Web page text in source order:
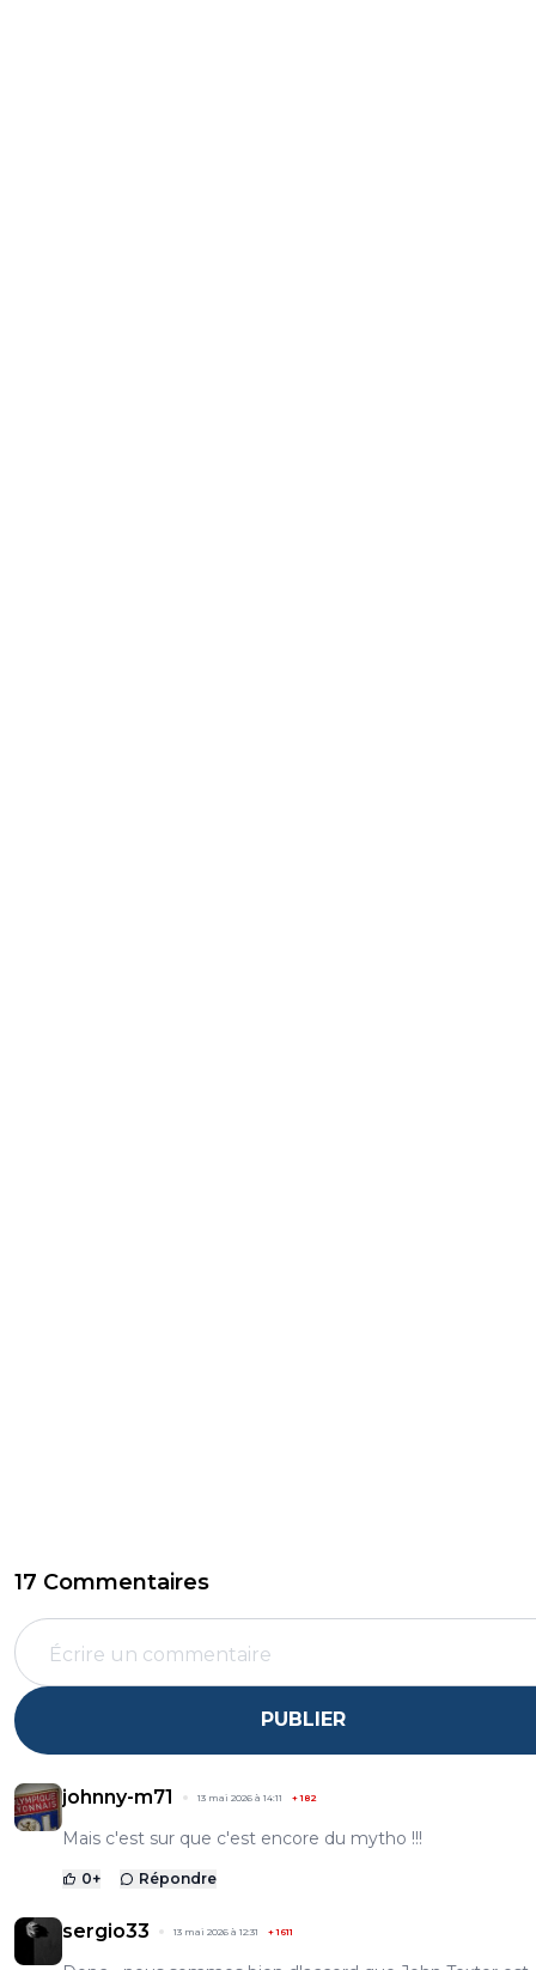
17 Commentaires
PUBLIER
johnny-m71 13 mai 2026 à 14:11 +182
Mais c'est sur que c'est encore du mytho !!!
0+ Répondre
sergio33 13 mai 2026 à 12:31 +1611